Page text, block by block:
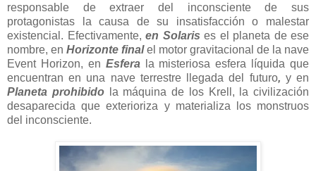
responsable de extraer del inconsciente de sus
protagonistas la causa de su insatisfacción o malestar
existencial. Efectivamente, en Solaris es el planeta de ese
nombre, en Horizonte finalel motor gravitacional de la nave
Event Horizon, en Esfera
la misteriosa esfera líquida que
encuentran en una nave terrestre llegada del futuro, y en
Planeta prohibidola máquina de los Krell, la civilización
desaparecida que exterioriza y materializa los monstruos
del inconsciente.